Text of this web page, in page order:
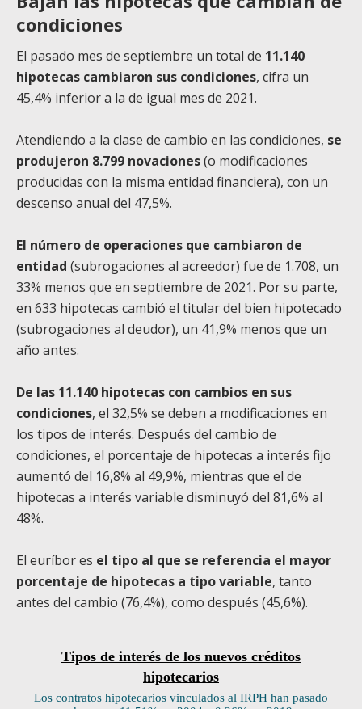
condiciones
El pasado mes de septiembre un total de 11.140
hipotecas cambiaron sus condiciones, cifra un
45,4% inferior a la de igual mes de 2021.
Atendiendo a la clase de cambio en las condiciones, se
produjeron 8.799 novaciones(o modificaciones
producidas con la misma entidad financiera), con un
descenso anual del 47,5%.
El número de operaciones que cambiaron de
entidad (subrogaciones al acreedor) fue de 1.708, un
33% menos que en septiembre de 2021. Por su parte,
en 633 hipotecas cambió el titular del bien hipotecado
(subrogaciones al deudor), un 41,9% menos que un
año antes.
De las 11.140 hipotecas con cambios en sus
condiciones, el 32,5% se deben a modificaciones en
los tipos de interés. Después del cambio de
condiciones, el porcentaje de hipotecas a interés fijo
aumentó del 16,8% al 49,9%, mientras que el de
hipotecas a interés variable disminuyó del 81,6% al
48%.
El euríbor es el tipo al que se referencia el mayor
porcentaje de hipotecas a tipo variable, tanto
antes del cambio (76,4%), como después (45,6%).